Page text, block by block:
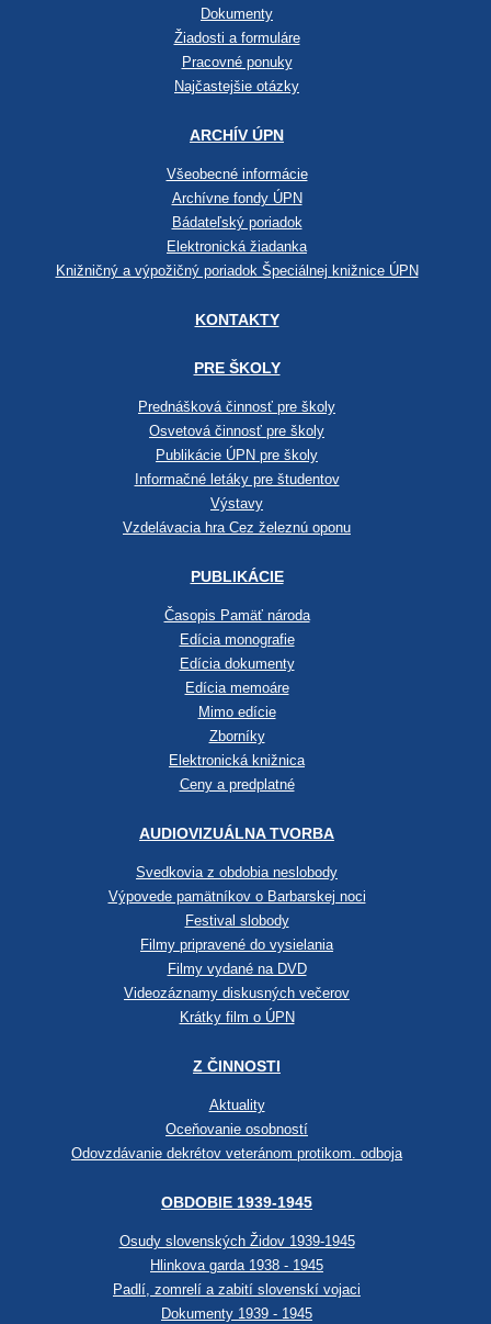
Dokumenty
Žiadosti a formuláre
Pracovné ponuky
Najčastejšie otázky
ARCHÍV ÚPN
Všeobecné informácie
Archívne fondy ÚPN
Bádateľský poriadok
Elektronická žiadanka
Knižničný a výpožičný poriadok Špeciálnej knižnice ÚPN
KONTAKTY
PRE ŠKOLY
Prednášková činnosť pre školy
Osvetová činnosť pre školy
Publikácie ÚPN pre školy
Informačné letáky pre študentov
Výstavy
Vzdelávacia hra Cez železnú oponu
PUBLIKÁCIE
Časopis Pamäť národa
Edícia monografie
Edícia dokumenty
Edícia memoáre
Mimo edície
Zborníky
Elektronická knižnica
Ceny a predplatné
AUDIOVIZUÁLNA TVORBA
Svedkovia z obdobia neslobody
Výpovede pamätníkov o Barbarskej noci
Festival slobody
Filmy pripravené do vysielania
Filmy vydané na DVD
Videozáznamy diskusných večerov
Krátky film o ÚPN
Z ČINNOSTI
Aktuality
Oceňovanie osobností
Odovzdávanie dekrétov veteránom protikom. odboja
OBDOBIE 1939-1945
Osudy slovenských Židov 1939-1945
Hlinkova garda 1938 - 1945
Padlí, zomrelí a zabití slovenskí vojaci
Dokumenty 1939 - 1945